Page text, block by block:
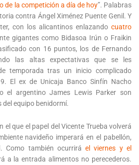
de la competición a día de hoy”. Palabras
contra Ángel Ximénez Puente Genil. Y
con los alicantinos enlazando cuatro
gigantes como Bidasoa Irún o Fraikin
con 16 puntos, los de Fernando
las altas expectativas que se les
temporada tras un inicio complicado
El ex de Unicaja Banco Sinfín Nacho
el argentino James Lewis Parker son
equipo benidormí.
el que el papel del Vicente Trueba volverá
navideño imperará en el pabellón,
Como también ocurriráel viernes y el
a la entrada alimentos no perecederos.